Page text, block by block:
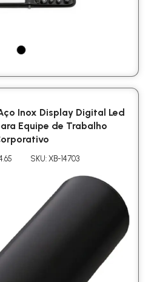
Inox Display Digital Led
Equipe de Trabalho
SKU: XB-14703